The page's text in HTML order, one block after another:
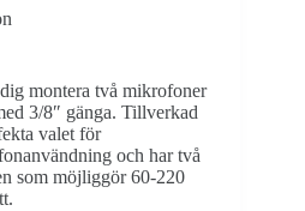
montera två mikrofoner
3/8″ gänga. Tillverkad
valet för
och har två
som möjliggör 60-220